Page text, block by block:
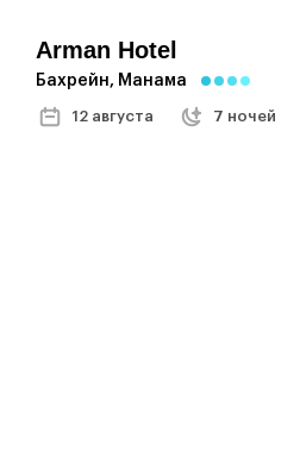
Arman Hotel
Бахрейн, Манама
12 августа 7 ночей